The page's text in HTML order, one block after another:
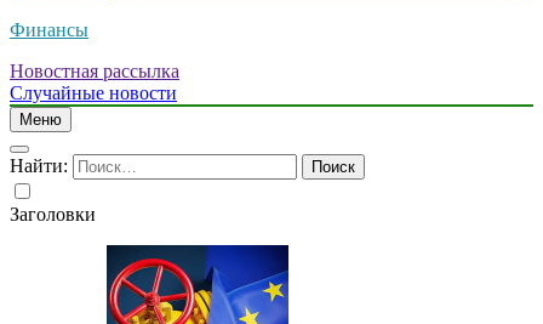
Финансы
Новостная рассылка
Случайные новости
Меню
Найти:
Заголовки